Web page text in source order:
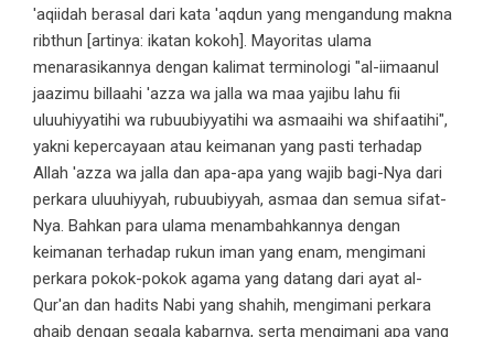
'aqiidah berasal dari kata 'aqdun yang mengandung makna
ribthun [artinya: ikatan kokoh]. Mayoritas ulama
menarasikannya dengan kalimat terminologi "al-iimaanul
jaazimu billaahi 'azza wa jalla wa maa yajibu lahu fii
uluuhiyyatihi wa rubuubiyyatihi wa asmaaihi wa shifaatihi",
yakni kepercayaan atau keimanan yang pasti terhadap
Allah 'azza wa jalla dan apa-apa yang wajib bagi-Nya dari
perkara uluuhiyyah, rubuubiyyah, asmaa dan semua sifat-
Nya. Bahkan para ulama menambahkannya dengan
keimanan terhadap rukun iman yang enam, mengimani
perkara pokok-pokok agama yang datang dari ayat al-
Qur'an dan hadits Nabi yang shahih, mengimani perkara
ghaib dengan segala kabarnya, serta mengimani apa yang